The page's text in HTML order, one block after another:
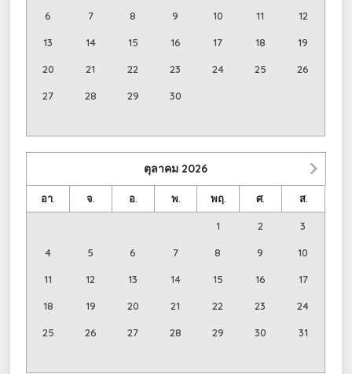
6 7 8 9 10 11 12
13 14 15 16 17 18 19
20 21 22 23 24 25 26
27 28 29 30
ตุลาคม 2026
อา. จ. อ. พ. พฤ. ศ. ส.
1 2 3
4 5 6 7 8 9 10
11 12 13 14 15 16 17
18 19 20 21 22 23 24
25 26 27 28 29 30 31